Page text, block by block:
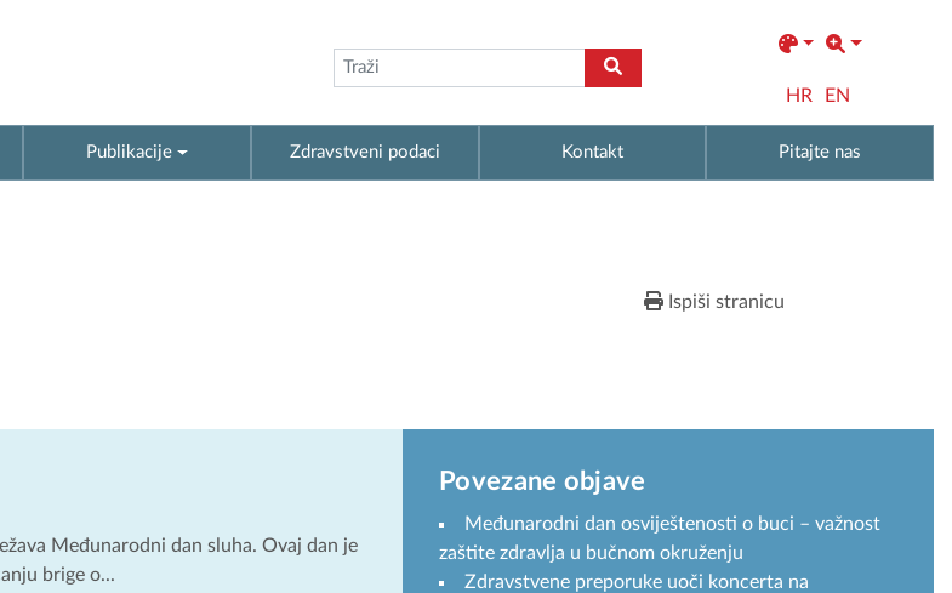
HR EN
Publikacije Zdravstveni podaci Kontakt Pitajte nas
Ispiši stranicu
Međunarodni dan sluha. Ovaj dan je
brige o...
Povezane objave
Međunarodni dan osviještenosti o buci – važnost
zaštite zdravlja u bučnom okruženju
Zdravstvene preporuke uoči koncerta na